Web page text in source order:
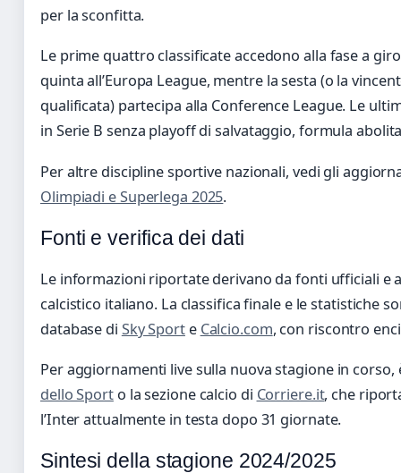
per la sconfitta.
Le prime quattro classificate accedono alla fase a
quinta all’Europa League, mentre la sesta (o la
qualificata) partecipa alla Conference League. Le
in Serie B senza playoff di salvataggio, formula
Per altre discipline sportive nazionali, vedi gli
Olimpiadi e Superlega 2025.
Fonti e verifica dei dati
Le informazioni riportate derivano da fonti ufficiali e
calcistico italiano. La classifica finale e le statistiche
database di Sky Sporte Calcio.com, con riscontro
Per aggiornamenti live sulla nuova stagione in
dello Sporto la sezione calcio di Corriere.it, che
l’Inter attualmente in testa dopo 31 giornate.
Sintesi della stagione 2024/2025